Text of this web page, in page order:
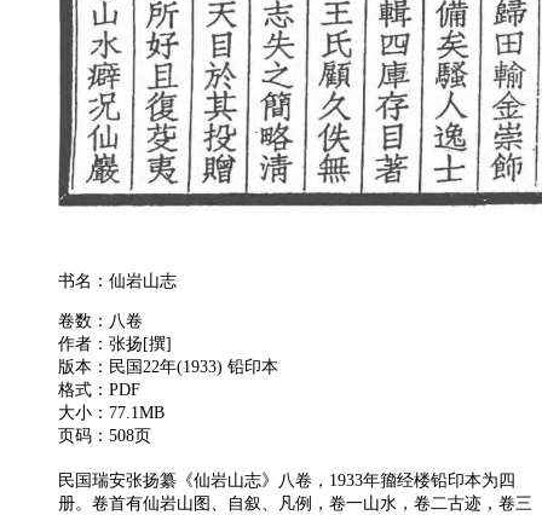
书名：仙岩山志
卷数：八卷
作者：张扬[撰]
版本：民国22年(1933) 铅印本
格式：PDF
大小：77.1MB
页码：508页
民国瑞安张扬纂《仙岩山志》八卷，1933年籀经楼铅印本为四
册。卷首有仙岩山图、自叙、凡例，卷一山水，卷二古迹，卷三